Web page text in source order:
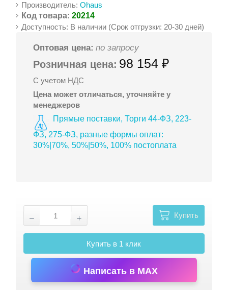
Производитель:Ohaus
Код товара: 20214
Доступность: В наличии (Срок отгрузки: 20-30 дней)
Оптовая цена: по запросу
Розничная цена: 98 154 ₽
С учетом НДС
Цена может отличаться, уточняйте у
менеджеров
Прямые поставки, Торги 44-ФЗ, 223-
ФЗ, 275-ФЗ, разные формы оплат:
30%|70%, 50%|50%, 100% постоплата
Купить
Купить в 1 клик
Написать в MAX